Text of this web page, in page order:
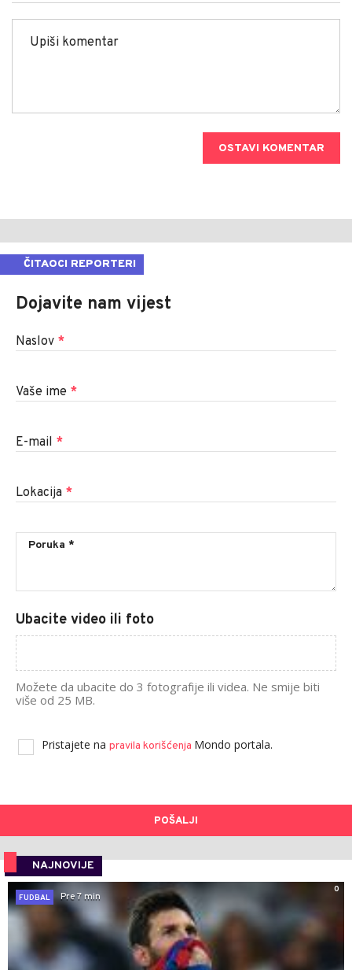
OSTAVI KOMENTAR
ČITAOCI REPORTERI
Dojavite nam vijest
Naslov *
Vaše ime *
E-mail *
Lokacija *
Ubacite video ili foto
Možete da ubacite do 3 fotografije ili videa. Ne smije biti
više od 25 MB.
Pristajete na pravila korišćenja Mondo portala.
POŠALJI
NAJNOVIJE
0
FUDBAL
Pre 7 min